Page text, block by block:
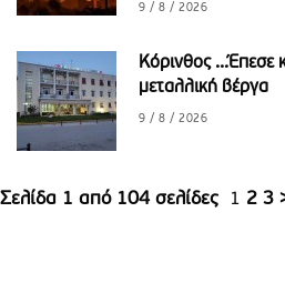
9 / 8 / 2026
Κόρινθος ...Έπεσε
μεταλλική βέργα
9 / 8 / 2026
Σελίδα 1 από 104 σελίδες 1 2 3